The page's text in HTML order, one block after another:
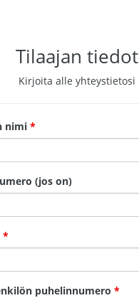
Tilaajan tiedot
Kirjoita alle yhteystietosi
nimi *
(jos on)
*
puhelinnumero *